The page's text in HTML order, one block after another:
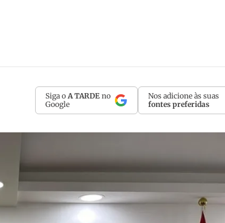
Siga o A TARDE no
Google
Nos adicione às suas
fontes preferidas